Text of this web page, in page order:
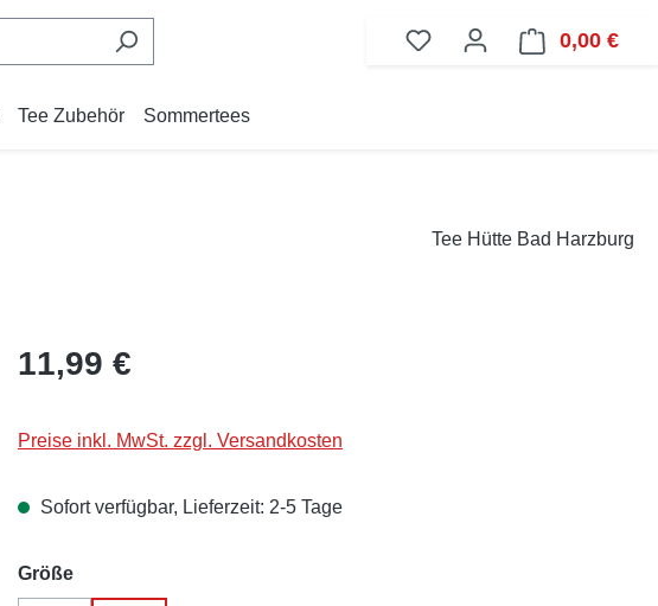
0,00 €
Tee Zubehör Sommertees
Tee Hütte Bad Harzburg
Regulärer Preis:
11,99 €
Preise inkl. MwSt. zzgl. Versandkosten
Sofort verfügbar, Lieferzeit: 2-5 Tage
Größeauswählen